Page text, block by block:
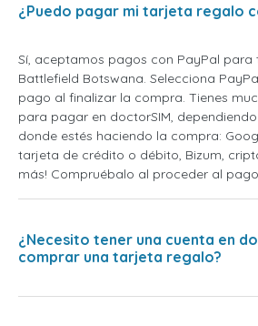
¿Puedo pagar mi tarjeta regalo
Sí, aceptamos pagos con PayPal
Battlefield Botswana. Selecciona
pago al finalizar la compra. Tienes
para pagar en doctorSIM,
donde estés haciendo la compra:
tarjeta de crédito o débito, Bizum,
más! Compruébalo al proceder al pago.
¿Necesito tener una cuenta en
comprar una tarjeta regalo?